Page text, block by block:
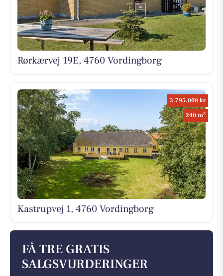
Rørkærvej 19E, 4760 Vordingborg
3.795.000 kr
240 m2
Kastrupvej 1, 4760 Vordingborg
FÅ TRE GRATIS
SALGSVURDERINGER